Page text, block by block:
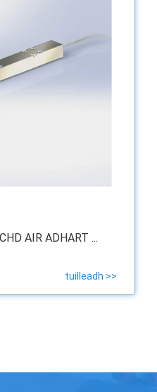
AIR ADHART ...
tuilleadh >>